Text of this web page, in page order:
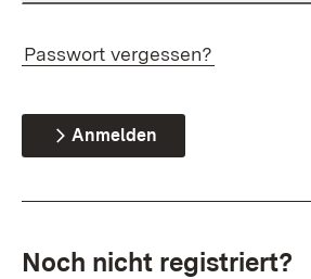
Passwort vergessen?
Anmelden
Noch nicht registriert?